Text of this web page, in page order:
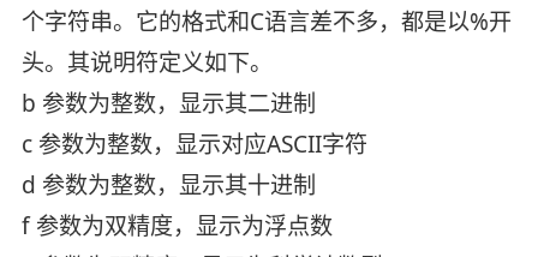
个字符串。它的格式和C语言差不多，都是以%开
头。其说明符定义如下。
b 参数为整数，显示其二进制
c 参数为整数，显示对应ASCII字符
d 参数为整数，显示其十进制
f 参数为双精度，显示为浮点数